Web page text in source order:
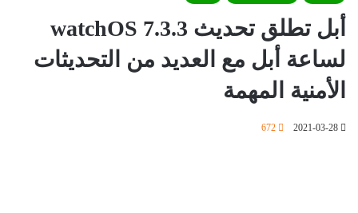
أبل تطلق تحديث watchOS 7.3.3
لساعة أبل مع العديد من التحديثات
الأمنية المهمة
2021-03-28
672